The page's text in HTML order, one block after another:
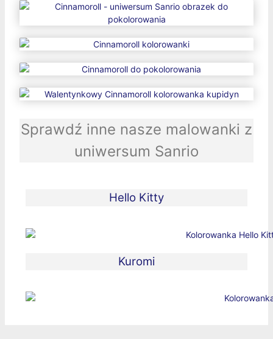
Sprawdź inne nasze malowanki z
uniwersum Sanrio
Hello Kitty
Kuromi